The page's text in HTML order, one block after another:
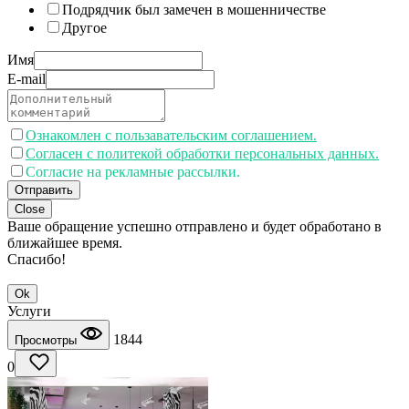
Подрядчик был замечен в мошенничестве
Другое
Имя
E-mail
Ознакомлен с пользавательским соглашением.
Согласен с политекой обработки персональных данных.
Согласие на рекламные рассылки.
Отправить
Close
Ваше обращение успешно отправлено и будет обработано в
ближайшее время.
Спасибо!
Ok
Услуги
Просмотры
1844
0